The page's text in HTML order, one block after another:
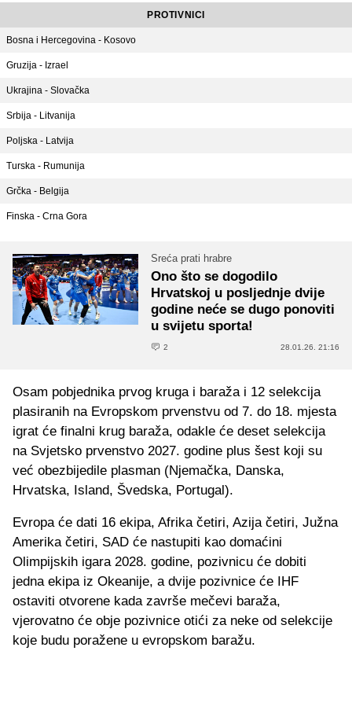
PROTIVNICI
Bosna i Hercegovina - Kosovo
Gruzija - Izrael
Ukrajina - Slovačka
Srbija - Litvanija
Poljska - Latvija
Turska - Rumunija
Grčka - Belgija
Finska - Crna Gora
Sreća prati hrabre
Ono što se dogodilo
Hrvatskoj u posljednje dvije
godine neće se dugo ponoviti
u svijetu sporta!
2 28.01.26. 21:16
Osam pobjednika prvog kruga i baraža i 12 selekcija
plasiranih na Evropskom prvenstvu od 7. do 18. mjesta
igrat će finalni krug baraža, odakle će deset selekcija
na Svjetsko prvenstvo 2027. godine plus šest koji su
već obezbijedile plasman (Njemačka, Danska,
Hrvatska, Island, Švedska, Portugal).
Evropa će dati 16 ekipa, Afrika četiri, Azija četiri, Južna
Amerika četiri, SAD će nastupiti kao domaćini
Olimpijskih igara 2028. godine, pozivnicu će dobiti
jedna ekipa iz Okeanije, a dvije pozivnice će IHF
ostaviti otvorene kada završe mečevi baraža,
vjerovatno će obje pozivnice otići za neke od selekcije
koje budu poražene u evropskom baražu.